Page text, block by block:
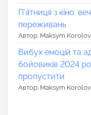
П’ятниця з кіно:
переживань
Автор: Maksym Korolov
Вибух емоцій та
бойовиків 2024
пропустити
Автор: Maksym Korolov